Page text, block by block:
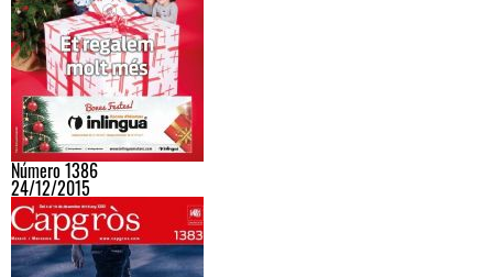
Número 1386
24/12/2015